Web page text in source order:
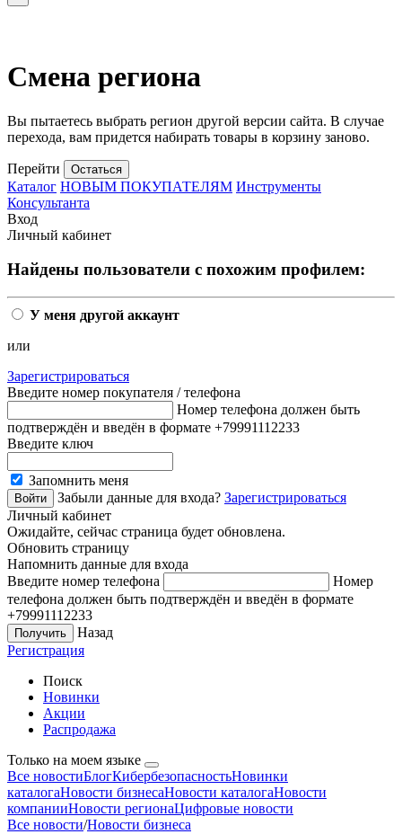
Смена региона
Вы пытаетесь выбрать регион другой версии сайта. В случае
перехода, вам придется набирать товары в корзину заново.
Перейти Остаться
Каталог НОВЫМ ПОКУПАТЕЛЯМ Инструменты
Консультанта
Вход
Личный кабинет
Найдены пользователи с похожим профилем:
У меня другой аккаунт
или
Зарегистрироваться
Введите номер покупателя / телефона
Номер телефона должен быть
подтверждён и введён в формате +79991112233
Введите ключ
Запомнить меня
Забыли данные для входа? Зарегистрироваться
Личный кабинет
Ожидайте, сейчас страница будет обновлена.
Обновить страницу
Напомнить данные для входа
Введите номер телефона
Номер
телефона должен быть подтверждён и введён в формате
+79991112233
Назад
Регистрация
Поиск
Новинки
Акции
Распродажа
Только на моем языке
Все новостиБлогКибербезопасностьНовинки
каталогаНовости бизнесаНовости каталогаНовости
компанииНовости регионаЦифровые новости
Все новости/Новости бизнеса